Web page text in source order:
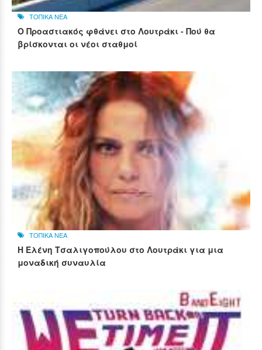
ΤΟΠΙΚΑ ΝΕΑ
Ο Προαστιακός φθάνει στο Λουτράκι - Πού θα
βρίσκονται οι νέοι σταθμοί
ΤΟΠΙΚΑ ΝΕΑ
Η Ελένη Τσαλιγοπούλου στο Λουτράκι για μια
μοναδική συναυλία